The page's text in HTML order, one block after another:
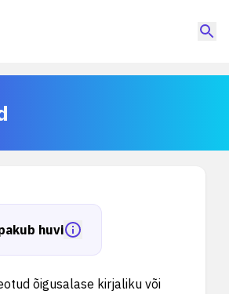
huvi
õigusalase kirjaliku või